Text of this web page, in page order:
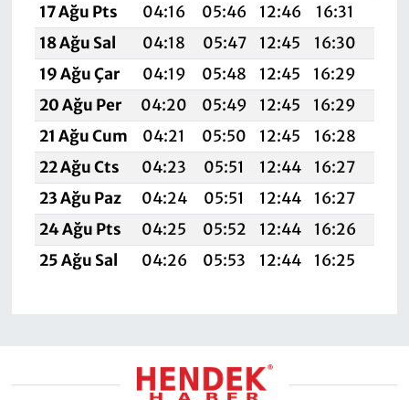
17 Ağu Pts
04:16 05:46 12:46 16:31
18 Ağu Sal
04:18 05:47 12:45 16:30
19 Ağu Çar
04:19 05:48 12:45 16:29
20 Ağu Per
04:20 05:49 12:45 16:29
21 Ağu Cum
04:21 05:50 12:45 16:28
22 Ağu Cts
04:23 05:51 12:44 16:27
23 Ağu Paz
04:24 05:51 12:44 16:27
24 Ağu Pts
04:25 05:52 12:44 16:26
25 Ağu Sal
04:26 05:53 12:44 16:25